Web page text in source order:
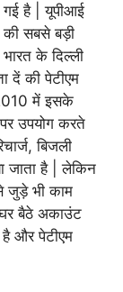
गई है | यूपीआई
सबसे बड़ी
के दिल्ली
दें की पेटीएम
में इसके
उपयोग करते
बिजली
जाता है | लेकिन
जुड़े भी काम
बैठे अकाउंट
और पेटीएम